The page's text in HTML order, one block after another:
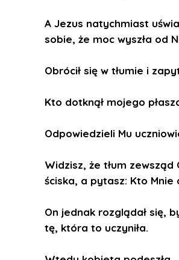
A Jezus natychmiast
sobie, że moc wyszła od
Obrócił się w tłumie i
Kto dotknął mojego
Odpowiedzieli Mu
Widzisz, że tłum zewsząd
ściska, a pytasz: Kto Mnie
On jednak rozglądał się,
tę, która to uczyniła.